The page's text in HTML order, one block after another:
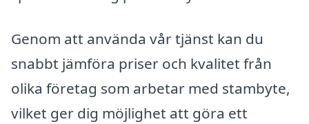
Genom att använda vår tjänst kan du
snabbt jämföra priser och kvalitet från
olika företag som arbetar med stambyte,
vilket ger dig möjlighet att göra ett